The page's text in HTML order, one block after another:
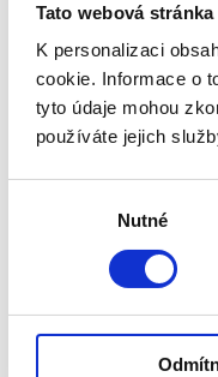
Tato webová
K personalizaci
cookie. Informace o
tyto údaje mohou
používáte jejich
Nutné